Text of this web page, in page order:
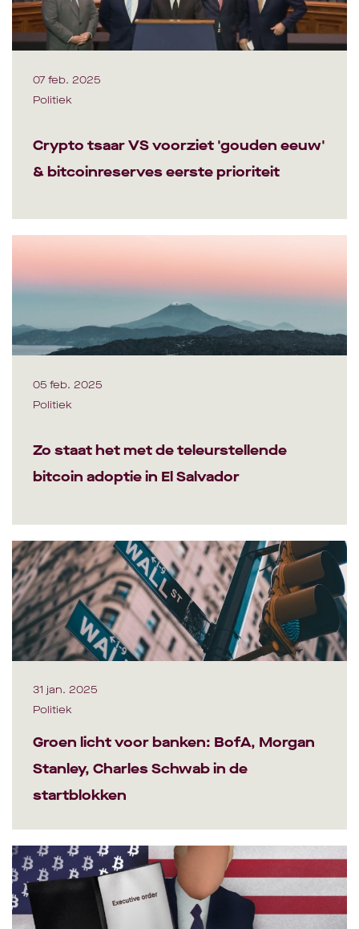
07 feb. 2025
Politiek
Crypto tsaar VS voorziet 'gouden eeuw'
& bitcoinreserves eerste prioriteit
05 feb. 2025
Politiek
Zo staat het met de teleurstellende
bitcoin adoptie in El Salvador
31 jan. 2025
Politiek
Groen licht voor banken: BofA, Morgan
Stanley, Charles Schwab in de
startblokken